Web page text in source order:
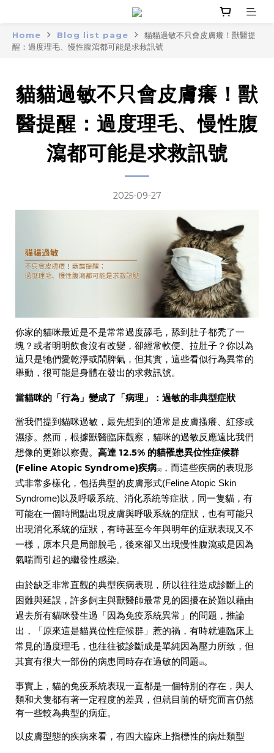
Home Blog list page
貓貓過敏不只會皮膚癢！獸醫提
醒：過度理毛、慢性腹瀉都可能是求救訊號
貓貓過敏不只會皮膚癢！獸
醫提醒：過度理毛、慢性腹
瀉都可能是求救訊號
2025-09-27
你家的貓咪最近是不是常常過度舔毛，舔到肚子都禿了一
塊？或者明明飲食沒有改變，卻經常軟便、拉肚子？你以為
這只是牠們愛乾淨或鬧脾氣，但其實，這些看似行為異常的
舉動，很可能是身體在發出的求救訊號。
當貓咪的「行為」變成了「病理」：過敏的非典型症狀
當我們提到貓咪過敏，最先想到的通常是皮膚搔癢、紅疹或
濕疹。然而，根據獸醫臨床觀察，貓咪的過敏反應遠比我們
想像的更難以察覺。 高達 12.5% 的貓罹患異位性症候群
(Feline Atopic Syndrome)疾病[1]
，而這些疾病的表現形
式非常多樣化，包括典型的皮膚形式(Feline Atopic Skin
Syndrome)以及呼吸系統、消化系統等症狀，同一隻貓，有
可能在一個時間點出現皮膚與呼吸系統的症狀，也有可能只
出現消化系統的症狀，有時甚至今年與明年的症狀表現又不
一樣，原本只是局部脫毛，後來卻又出現慢性腹瀉或是因為
氣喘而引起的繼發性感染。
由於缺乏非常直觀的典型疾病表現，所以往往造成診斷上的
困難與延誤，許多飼主與獸醫師最常見的困擾在於難以藉由
過去所有貓咪發生過「因為免疫系統異常」的問題，推論
出，「原來這是貓異位性症候群」惹的禍，有時就連臨床上
常見的過度理毛，也往往被診斷成是單純因為壓力所致，但
其實有很大一部份的病患同時存在過敏的問題 [2] 。
事實上，貓的免疫系統表現一直都是一個特別的存在，與人
類和犬隻都有著一定程度的差異，但就目前的研究而言仍然
有一些較為典型的病症。
以皮膚型態的疾病來看，有四大臨床上指標性的病灶類型